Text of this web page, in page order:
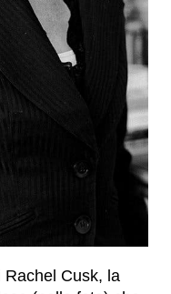
Rachel Cusk, la